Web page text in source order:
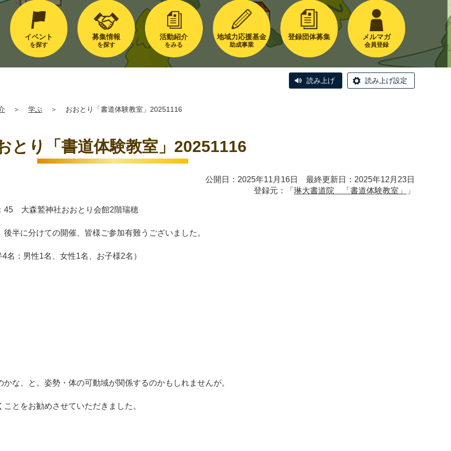
イベント
を探す
募集情報
を探す
活動紹介
をみる
地域力応援基金
助成事業
登録団体募集 メルマガ
会員登録
読み上げ 読み上げ設定
＞ 学ぶ ＞ おおとり「書道体験教室」20251116
とり「書道体験教室」20251116
公開日：2025年11月16日 最終更新日：2025年12月23日
登録元：「 琳大書道院 「書道体験教室」 」
45 大森鷲神社おおとり会館2階瑞穂
半に分けての開催、皆様ご参加有難うございました。
：男性1名、女性1名、お子様2名）
な、と。姿勢・体の可動域が関係するのかもしれませんが。
とをお勧めさせていただきました。